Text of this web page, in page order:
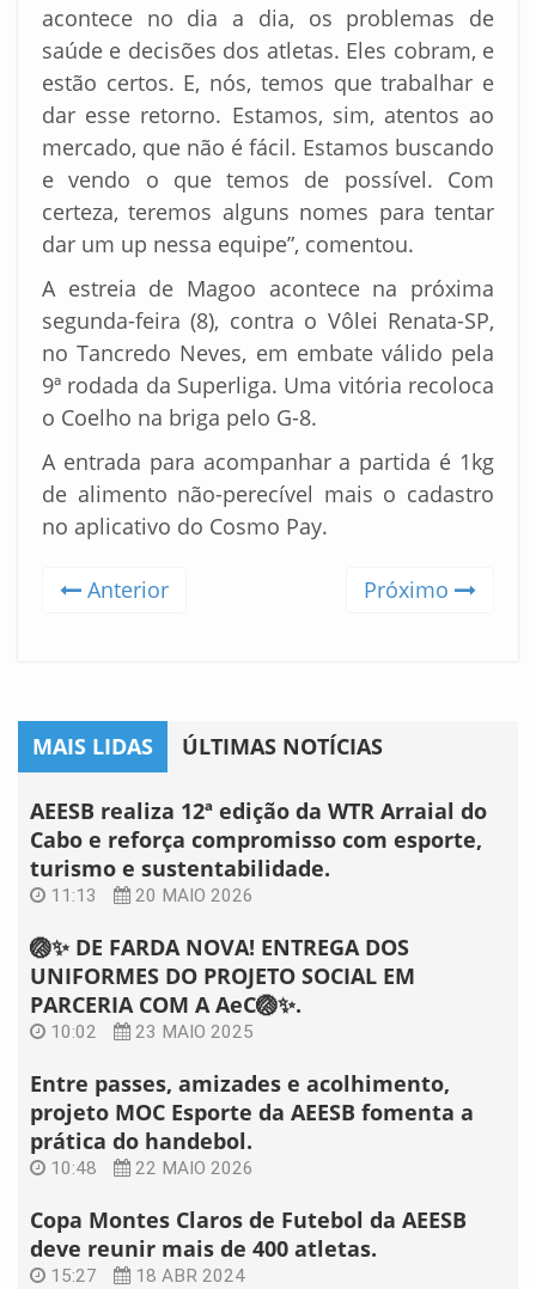
acontece no dia a dia, os problemas de
saúde e decisões dos atletas. Eles cobram, e
estão certos. E, nós, temos que trabalhar e
dar esse retorno. Estamos, sim, atentos ao
mercado, que não é fácil. Estamos buscando
e vendo o que temos de possível. Com
certeza, teremos alguns nomes para tentar
dar um up nessa equipe”, comentou.
A estreia de Magoo acontece na próxima
segunda-feira (8), contra o Vôlei Renata-SP,
no Tancredo Neves, em embate válido pela
9ª rodada da Superliga. Uma vitória recoloca
o Coelho na briga pelo G-8.
A entrada para acompanhar a partida é 1kg
de alimento não-perecível mais o cadastro
no aplicativo do Cosmo Pay.
Anterior Próximo
MAIS LIDAS ÚLTIMAS NOTÍCIAS
AEESB realiza 12ª edição da WTR Arraial do
Cabo e reforça compromisso com esporte,
turismo e sustentabilidade.
11:13 20 MAIO 2026
🏐✨ DE FARDA NOVA! ENTREGA DOS
UNIFORMES DO PROJETO SOCIAL EM
PARCERIA COM A AeC🏐✨.
10:02 23 MAIO 2025
Entre passes, amizades e acolhimento,
projeto MOC Esporte da AEESB fomenta a
prática do handebol.
10:48 22 MAIO 2026
Copa Montes Claros de Futebol da AEESB
deve reunir mais de 400 atletas.
15:27 18 ABR 2024